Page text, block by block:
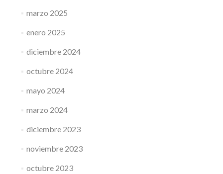
marzo 2025
enero 2025
diciembre 2024
octubre 2024
mayo 2024
marzo 2024
diciembre 2023
noviembre 2023
octubre 2023